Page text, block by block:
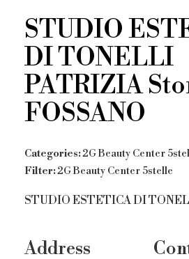
STUDIO
DI TONELLI
PATRIZIA
FOSSANO
Categories:2G Beauty Center
Filter:2G Beauty Center 5stelle
STUDIO ESTETICA DI
Address